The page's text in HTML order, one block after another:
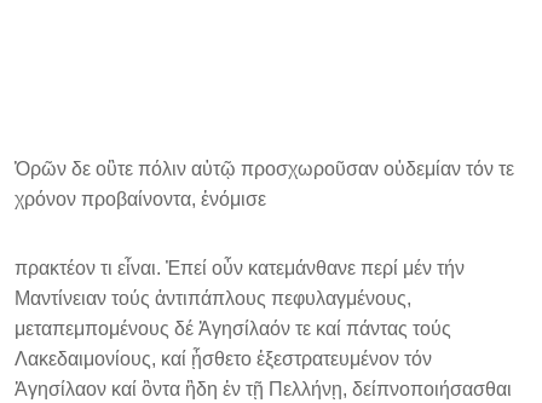
Ὁρῶν δε οὒτε πόλιν αὑτῷ προσχωροῦσαν οὐδεμίαν τόν τε
χρόνον προβαίνοντα, ἐνόμισε
πρακτέον τι εἶναι. Ἐπεί οὖν κατεμάνθανε περί μέν τήν
Μαντίνειαν τούς ἀντιπάπλους πεφυλαγμένους,
μεταπεμπομένους δέ Ἀγησίλαόν τε καί πάντας τούς
Λακεδαιμονίους, καί ᾖσθετο ἐξεστρατευμένον τόν
Ἀγησίλαον καί ὂντα ἢδη ἐν τῇ Πελλήνῃ, δείπνοποιήσασθαι